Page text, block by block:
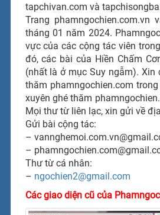
tapchivan.com và
Trang
tháng 01 năm 2024.
vực của các cộng tác viên
đó, các bài của Hiền Chấm
(nhất là ở mục Suy ngẫm).
thăm phamngochien.com
xuyên ghé thăm
Mọi thư từ liên lạc, xin gửi về
Gửi bài cộng tác:
–
–
Thư từ cá nhân:
– ngochien2@gmail.com
Các giao diện cũ của